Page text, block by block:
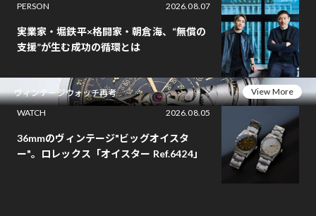
PERSON
2026.08.07
実業家・堀鉄平×格闘家・朝倉海、“無償の
支援”が生む成功の循環とは
ヴィンテージウォッチ再考
View More
WATCH
2026.08.05
36mmのヴィンテージ"ビッグオイスタ
ー"。ロレックス「オイスター Ref.6424」